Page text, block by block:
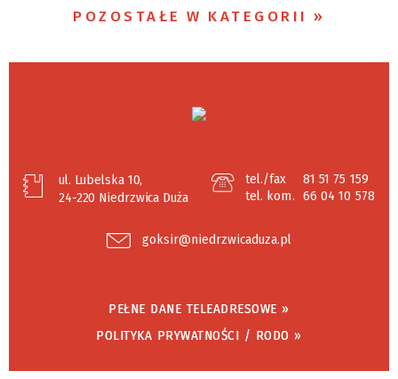
POZOSTAŁE W KATEGORII
ul. Lubelska 10,
24-220 Niedrzwica Duża
tel./fax
81 51 75 159
tel. kom. 66 04 10 578
goksir@niedrzwicaduza.pl
PEŁNE DANE TELEADRESOWE »
POLITYKA PRYWATNOŚCI / RODO »